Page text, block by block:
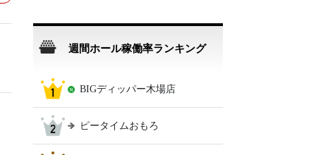
週間ホール稼働率ランキング
BIGディッパー木場店
ピータイムおもろ